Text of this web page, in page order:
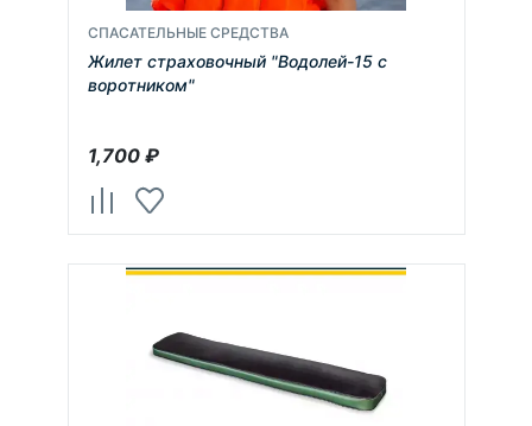
СПАСАТЕЛЬНЫЕ СРЕДСТВА
Жилет страховочный "Водолей-15 с
воротником"
1,700₽